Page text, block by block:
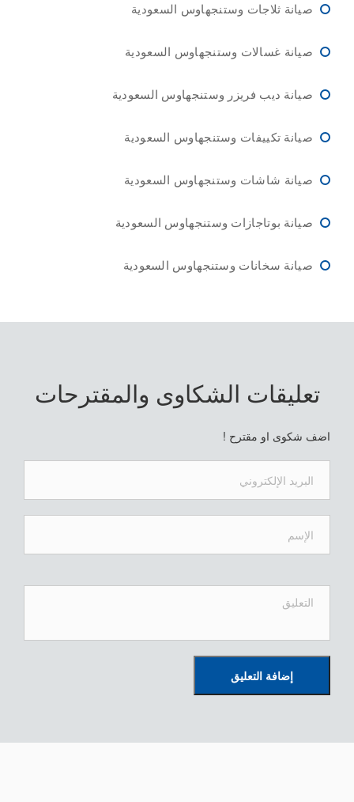
صيانة ثلاجات وستنجهاوس السعودية
صيانة غسالات وستنجهاوس السعودية
صيانة ديب فريزر وستنجهاوس السعودية
صيانة تكييفات وستنجهاوس السعودية
صيانة شاشات وستنجهاوس السعودية
صيانة بوتاجازات وستنجهاوس السعودية
صيانة سخانات وستنجهاوس السعودية
تعليقات الشكاوى والمقترحات
اضف شكوى او مقترح !
إضافة التعليق